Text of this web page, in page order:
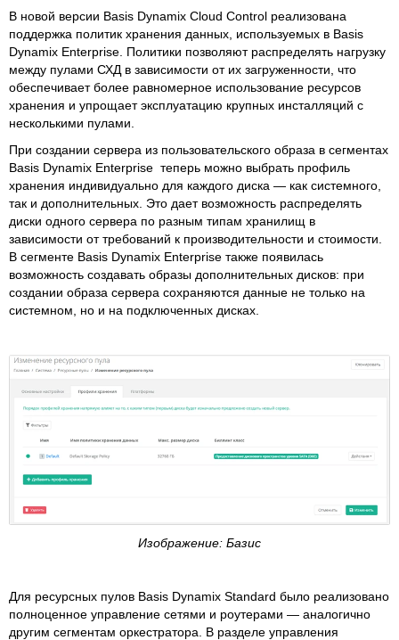
В новой версии Basis Dynamix Cloud Control реализована
поддержка политик хранения данных, используемых в Basis
Dynamix Enterprise. Политики позволяют распределять нагрузку
между пулами СХД в зависимости от их загруженности, что
обеспечивает более равномерное использование ресурсов
хранения и упрощает эксплуатацию крупных инсталляций с
несколькими пулами.
При создании сервера из пользовательского образа в сегментах
Basis Dynamix Enterprise теперь можно выбрать профиль
хранения индивидуально для каждого диска — как системного,
так и дополнительных. Это дает возможность распределять
диски одного сервера по разным типам хранилищ в
зависимости от требований к производительности и стоимости.
В сегменте Basis Dynamix Enterprise также появилась
возможность создавать образы дополнительных дисков: при
создании образа сервера сохраняются данные не только на
системном, но и на подключенных дисках.
Изображение: Базис
Для ресурсных пулов Basis Dynamix Standard было реализовано
полноценное управление сетями и роутерами — аналогично
другим сегментам оркестратора. В разделе управления